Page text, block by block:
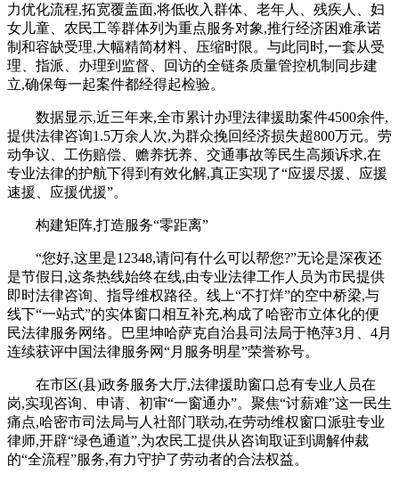
力优化流程,拓宽覆盖面,将低收入群体、老年人、残疾人、妇
女儿童、农民工等群体列为重点服务对象,推行经济困难承诺
制和容缺受理,大幅精简材料、压缩时限。与此同时,一套从受
理、指派、办理到监督、回访的全链条质量管控机制同步建
立,确保每一起案件都经得起检验。
数据显示,近三年来,全市累计办理法律援助案件4500余件,
提供法律咨询1.5万余人次,为群众挽回经济损失超800万元。劳
动争议、工伤赔偿、赡养抚养、交通事故等民生高频诉求,在
专业法律的护航下得到有效化解,真正实现了“应援尽援、应援
速援、应援优援”。
构建矩阵,打造服务“零距离”
“您好,这里是12348,请问有什么可以帮您?”无论是深夜还
是节假日,这条热线始终在线,由专业法律工作人员为市民提供
即时法律咨询、指导维权路径。线上“不打烊”的空中桥梁,与
线下“一站式”的实体窗口相互补充,构成了哈密市立体化的便
民法律服务网络。巴里坤哈萨克自治县司法局于艳萍3月、4月
连续获评中国法律服务网“月服务明星”荣誉称号。
在市区(县)政务服务大厅,法律援助窗口总有专业人员在
岗,实现咨询、申请、初审“一窗通办”。聚焦“讨薪难”这一民生
痛点,哈密市司法局与人社部门联动,在劳动维权窗口派驻专业
律师,开辟“绿色通道”,为农民工提供从咨询取证到调解仲裁
的“全流程”服务,有力守护了劳动者的合法权益。